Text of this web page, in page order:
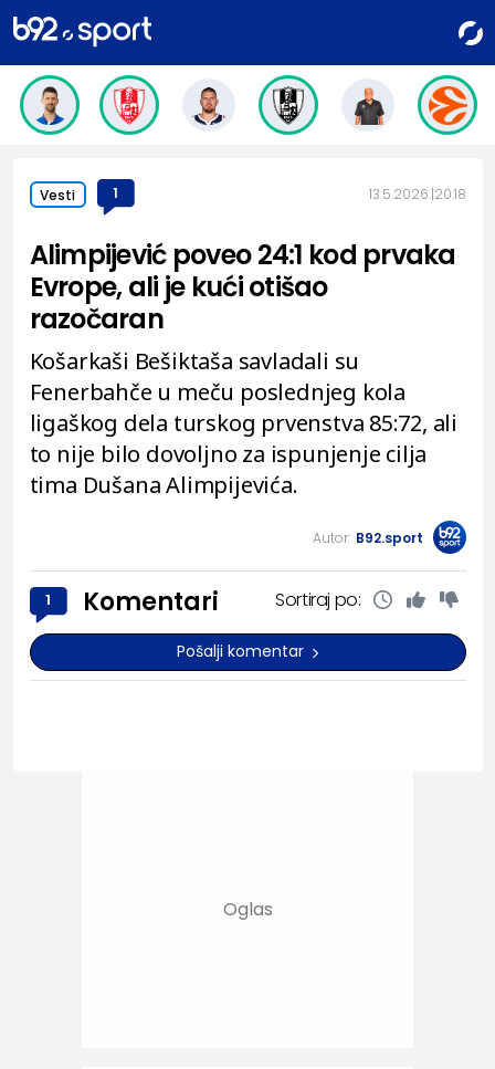
Vesti 1 13.5.2026. 20:18
Alimpijević poveo 24:1 kod prvaka
Evrope, ali je kući otišao
razočaran
Košarkaši Bešiktaša savladali su
Fenerbahče u meču poslednjeg kola
ligaškog dela turskog prvenstva 85:72, ali
to nije bilo dovoljno za ispunjenje cilja
tima Dušana Alimpijevića.
Autor: B92.sport
1 Komentari Sortiraj po:
Pošalji komentar